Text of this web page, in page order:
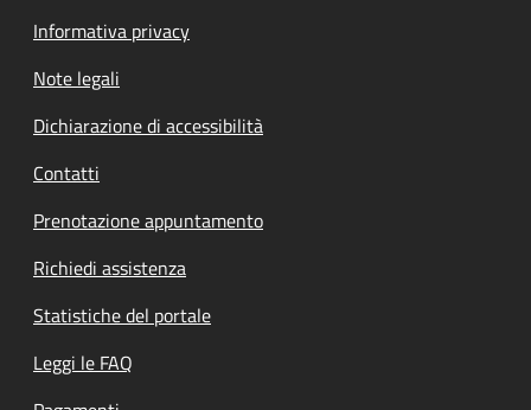
Informativa privacy
Note legali
Dichiarazione di accessibilità
Contatti
Prenotazione appuntamento
Richiedi assistenza
Statistiche del portale
Leggi le FAQ